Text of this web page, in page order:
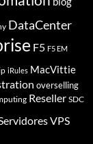
DataCenter
F5 F5 EM
iRules MacVittie
overselling
Reseller SDC
VPS